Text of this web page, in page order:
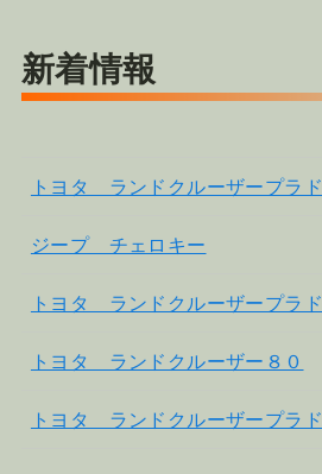
新着情報
トヨタ ランドクルーザープラド
ジープ チェロキー
トヨタ ランドクルーザープラド
トヨタ ランドクルーザー８０
トヨタ ランドクルーザープラド